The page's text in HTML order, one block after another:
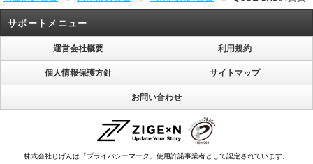
サポートメニュー
運営会社概要 利用規約
個人情報保護方針 サイトマップ
お問い合わせ
株式会社じげんは「プライバシーマーク」使用許諾事業者として認定されています。